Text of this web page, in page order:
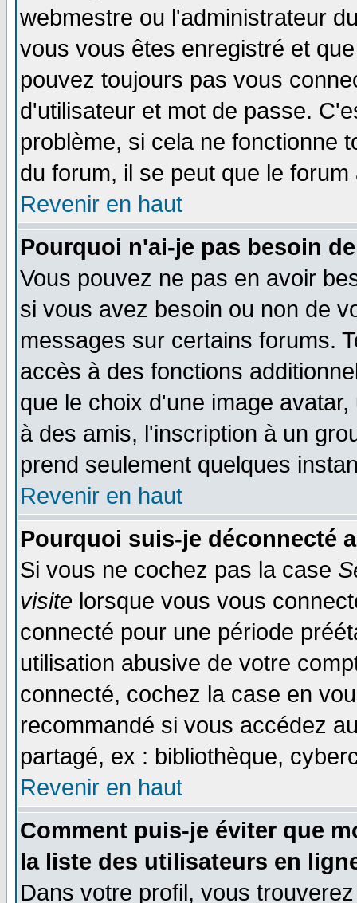
webmestre ou l'administrateur
vous vous êtes enregistré et
pouvez toujours pas vous
d'utilisateur et mot de passe.
problème, si cela ne fonctionne
du forum, il se peut que le
Revenir en haut
Pourquoi n'ai-je pas besoin
Vous pouvez ne pas en avoir
si vous avez besoin ou non de
messages sur certains forums.
accès à des fonctions
que le choix d'une image
à des amis, l'inscription à un
prend seulement quelques
Revenir en haut
Pourquoi suis-je déconnecté
Si vous ne cochez pas la case
visite lorsque vous vous
connecté pour une période
utilisation abusive de votre
connecté, cochez la case en
recommandé si vous accédez
partagé, ex : bibliothèque,
Revenir en haut
Comment puis-je éviter que
la liste des utilisateurs en
Dans votre profil, vous